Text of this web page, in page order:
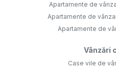
Apartamente de
Apartamente de
Apartamente de
Vânzări
Case vile de